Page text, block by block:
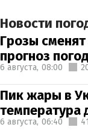
Новости
Грозы
прогноз
6 августа, 08:00
Пик жары в
температура
6 августа, 06:40